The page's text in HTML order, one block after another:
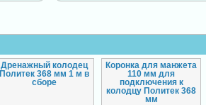
Дренажный колодец
Политек 368 мм 1 м в
сборе
Коронка для манжета
110 мм для
подключения к
колодцу Политек 368
мм